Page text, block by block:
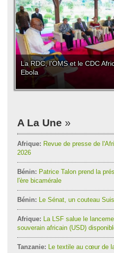
La RDC, l'OMS et le CDC
Ebola
A La Une
Afrique: Revue de presse de
2026
Bénin: Patrice Talon prend la
l'ère bicamérale
Bénin: Le Sénat, un couteau
Afrique: La LSF salue le
souverain africain (USD)
Tanzanie: Le textile au cœur de